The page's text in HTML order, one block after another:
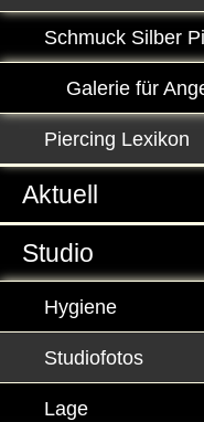
Schmuck Silber
Galerie für
Piercing Lexikon
Aktuell
Studio
Hygiene
Studiofotos
Lage